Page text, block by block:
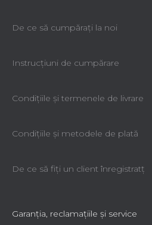
De ce să cumpăraţi la noi
Instrucțiuni de cumpărare
Condiţiile şi termenele de livrare
Condiţiile şi metodele de plată
De ce să fiţi un client înregistratţ
Garanţia, reclamaţiile şi service